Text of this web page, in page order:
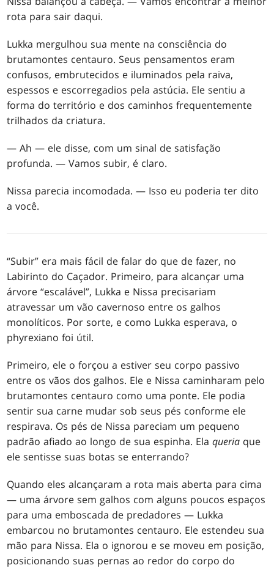
rota para sair daqui.
Lukka mergulhou sua mente na consciência do
brutamontes centauro. Seus pensamentos eram
confusos, embrutecidos e iluminados pela raiva,
espessos e escorregadios pela astúcia. Ele sentiu a
forma do território e dos caminhos frequentemente
trilhados da criatura.
— Ah — ele disse, com um sinal de satisfação
profunda. — Vamos subir, é claro.
Nissa parecia incomodada. — Isso eu poderia ter dito
a você.
“Subir” era mais fácil de falar do que de fazer, no
Labirinto do Caçador. Primeiro, para alcançar uma
árvore “escalável”, Lukka e Nissa precisariam
atravessar um vão cavernoso entre os galhos
monolíticos. Por sorte, e como Lukka esperava, o
phyrexiano foi útil.
Primeiro, ele o forçou a estiver seu corpo passivo
entre os vãos dos galhos. Ele e Nissa caminharam pelo
brutamontes centauro como uma ponte. Ele podia
sentir sua carne mudar sob seus pés conforme ele
respirava. Os pés de Nissa pareciam um pequeno
padrão afiado ao longo de sua espinha. Elaqueria que
ele sentisse suas botas se enterrando?
Quando eles alcançaram a rota mais aberta para cima
— uma árvore sem galhos com alguns poucos espaços
para uma emboscada de predadores — Lukka
embarcou no brutamontes centauro. Ele estendeu sua
mão para Nissa. Ela o ignorou e se moveu em posição,
posicionando suas pernas ao redor do corpo do